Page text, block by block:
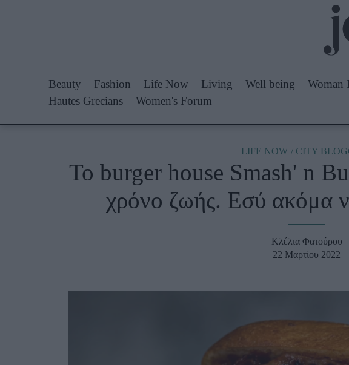
Styling Tips
Fashion News
Woman Power Πρόσωπα
Celebrities
ΒΟΞ
Beauty Fashion Life Now Living Well being Woman
Hautes Grecians
Women's Forum
LIFE NOW CITY
Το burger house Smash' n
χρόνο ζωής. Εσύ ακόμα
Κλέλια Φατούρου
22 Μαρτίου 2022